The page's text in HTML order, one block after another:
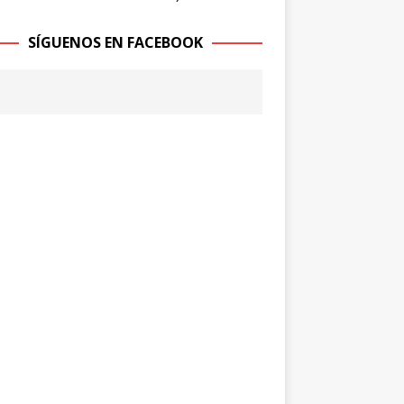
SÍGUENOS EN FACEBOOK